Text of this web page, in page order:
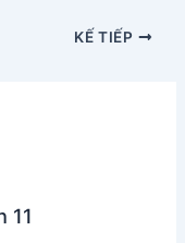
KẾ TIẾP
11